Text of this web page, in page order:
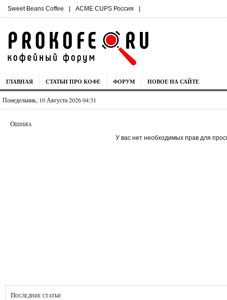
Sweet Beans Coffee | ACME CUPS Россия |
ГЛАВНАЯ СТАТЬИ ПРО КОФЕ ФОРУМ НОВОЕ НА САЙТЕ
Понедельник, 10 Августа 2026 04:31
Ошибка
У вас нет необходимых прав для
Последние статьи